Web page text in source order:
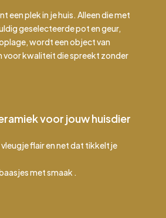
een plek in je huis. Alleen die met
geselecteerde pot en geur,
wordt een object van
voor kwaliteit die spreekt zonder
voor jouw huisdier
flair en net dat tikkeltje
met smaak .